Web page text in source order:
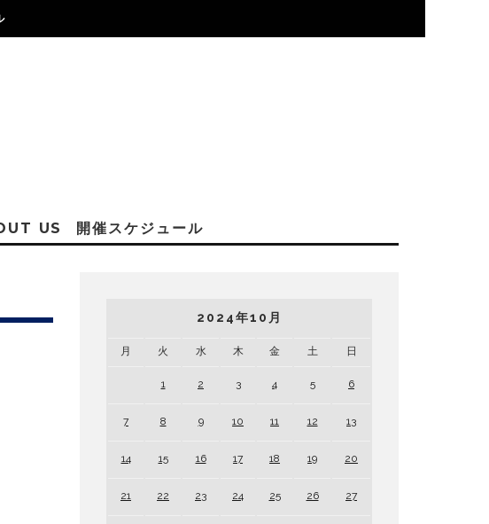
US 開催スケジュール
2024年10月
月 火 水 木 金 土 日
1 2 3 4 5 6
7 8 9 10 11 12 13
14 15 16 17 18 19 20
21 22 23 24 25 26 27